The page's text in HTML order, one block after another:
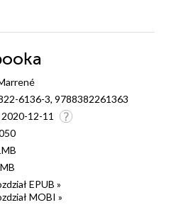
6136-3, 9788382261363
2020-12-11
EPUB »
MOBI »